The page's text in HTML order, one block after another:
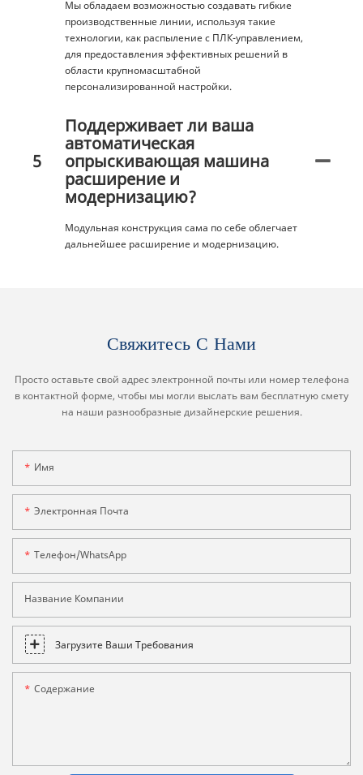
Мы обладаем возможностью создавать гибкие
производственные линии, используя такие
технологии, как распыление с ПЛК-управлением,
для предоставления эффективных решений в
области крупномасштабной
персонализированной настройки.
5
Поддерживает ли ваша
автоматическая
опрыскивающая машина
расширение и
модернизацию?
Модульная конструкция сама по себе облегчает
дальнейшее расширение и модернизацию.
Свяжитесь С Нами
Просто оставьте свой адрес электронной почты или номер телефона
в контактной форме, чтобы мы могли выслать вам бесплатную смету
на наши разнообразные дизайнерские решения.
Имя
Электронная Почта
Телефон/WhatsApp
Название Компании
Загрузите Ваши Требования
Содержание